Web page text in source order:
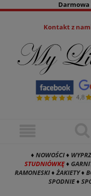
Darmowa
Kontakt z
♦ NOWOŚCI♦
STUDNIÓWKĘ♦
RAMONESKI♦ŻAKIETY♦
SPODNIE♦